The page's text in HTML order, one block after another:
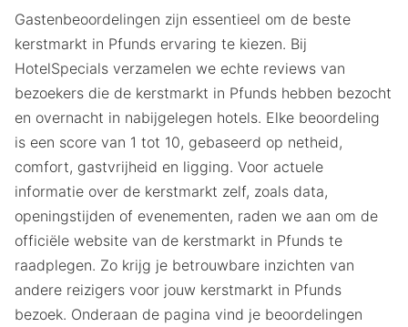
Gastenbeoordelingen zijn essentieel om de beste
kerstmarkt in Pfunds ervaring te kiezen. Bij
HotelSpecials verzamelen we echte reviews van
bezoekers die de kerstmarkt in Pfunds hebben bezocht
en overnacht in nabijgelegen hotels. Elke beoordeling
is een score van 1 tot 10, gebaseerd op netheid,
comfort, gastvrijheid en ligging. Voor actuele
informatie over de kerstmarkt zelf, zoals data,
openingstijden of evenementen, raden we aan om de
officiële website van de kerstmarkt in Pfunds te
raadplegen. Zo krijg je betrouwbare inzichten van
andere reizigers voor jouw kerstmarkt in Pfunds
bezoek. Onderaan de pagina vind je beoordelingen